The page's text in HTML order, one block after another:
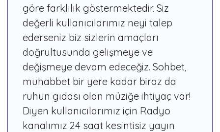
göre farklılık göstermektedir. Siz
değerli kullanıcılarımız neyi talep
ederseniz biz sizlerin amaçları
doğrultusunda gelişmeye ve
değişmeye devam edeceğiz. Sohbet,
muhabbet bir yere kadar biraz da
ruhun gıdası olan müziğe ihtiyaç var!
Diyen kullanıcılarımız için Radyo
kanalımız 24 saat kesintisiz yayın